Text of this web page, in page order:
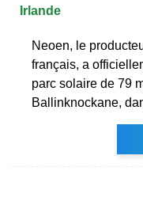
Irlande
Neoen, le
français, a
parc solaire de 79
Ballinknockane,